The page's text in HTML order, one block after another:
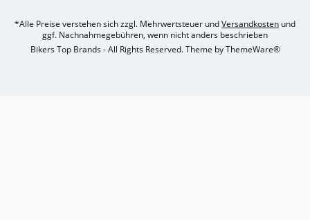
*Alle Preise verstehen sich zzgl. Mehrwertsteuer undVersandkosten und
ggf. Nachnahmegebühren, wenn nicht anders beschrieben
Bikers Top Brands - All Rights Reserved. Theme byThemeWare®